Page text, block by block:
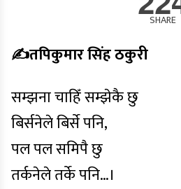
SHARE
✍️तपिकुमार सिंह ठकुरी
सम्झना चाहिँ सम्झेकै छु
बिर्सनेले बिर्से पनि,
पल पल समिपै छु
तर्कनेले तर्के पनि…।